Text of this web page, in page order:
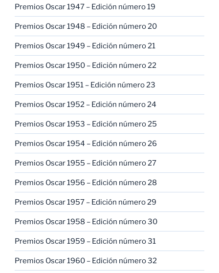
Premios Oscar 1947 – Edición número 19
Premios Oscar 1948 – Edición número 20
Premios Oscar 1949 – Edición número 21
Premios Oscar 1950 – Edición número 22
Premios Oscar 1951 – Edición número 23
Premios Oscar 1952 – Edición número 24
Premios Oscar 1953 – Edición número 25
Premios Oscar 1954 – Edición número 26
Premios Oscar 1955 – Edición número 27
Premios Oscar 1956 – Edición número 28
Premios Oscar 1957 – Edición número 29
Premios Oscar 1958 – Edición número 30
Premios Oscar 1959 – Edición número 31
Premios Oscar 1960 – Edición número 32